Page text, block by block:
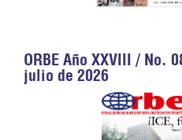
ORBE Año XXVIII / No.
julio de 2026